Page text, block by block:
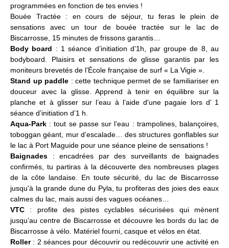
programmées en fonction de tes envies !
Bouée Tractée : en cours de séjour, tu feras le plein de
sensations avec un tour de bouée tractée sur le lac de
Biscarrosse, 15 minutes de frissons garantis…
Body board : 1 séance d’initiation d’1h, par groupe de 8, au
bodyboard. Plaisirs et sensations de glisse garantis par les
moniteurs brevetés de l’École française de surf « La Vigie ».
Stand up paddle : cette technique permet de se familiariser en
douceur avec la glisse. Apprend à tenir en équilibre sur la
planche et à glisser sur l’eau à l’aide d'une pagaie lors d’ 1
séance d’initiation d’1 h.
Aqua-Park : tout se passe sur l’eau : trampolines, balançoires,
toboggan géant, mur d’escalade… des structures gonflables sur
le lac à Port Maguide pour une séance pleine de sensations !
Baignades : encadrées par des surveillants de baignades
confirmés, tu partiras à la découverte des nombreuses plages
de la côte landaise. En toute sécurité, du lac de Biscarrosse
jusqu'à la grande dune du Pyla, tu profiteras des joies des eaux
calmes du lac, mais aussi des vagues océanes…
VTC : profite des pistes cyclables sécurisées qui mènent
jusqu’au centre de Biscarrosse et découvre les bords du lac de
Biscarrosse à vélo. Matériel fourni, casque et vélos en état.
Roller : 2 séances pour découvrir ou redécouvrir une activité en